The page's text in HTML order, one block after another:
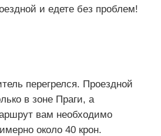
и едете без проблем!
перегрелся. Проездной
в зоне Праги, а
вам необходимо
около 40 крон.